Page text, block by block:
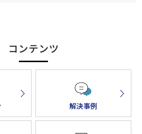
コンテンツ
解決事例